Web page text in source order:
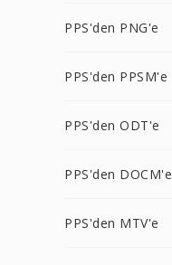
PPS'den PNG'e
PPS'den PPSM'e
PPS'den ODT'e
PPS'den DOCM'e
PPS'den MTV'e